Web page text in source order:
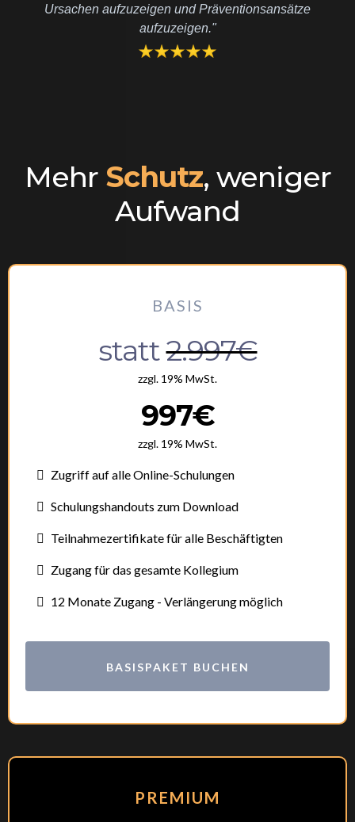
Ursachen aufzuzeigen und Präventionsansätze
aufzuzeigen."
Mehr Schutz, weniger
Aufwand
BASIS
statt2.997€
zzgl. 19% MwSt.
997€
zzgl. 19% MwSt.
Zugriff auf alle Online-Schulungen
Schulungshandouts zum Download
Teilnahmezertifikate für alle Beschäftigten
Zugang für das gesamte Kollegium
12 Monate Zugang - Verlängerung möglich
BASISPAKET BUCHEN
PREMIUM